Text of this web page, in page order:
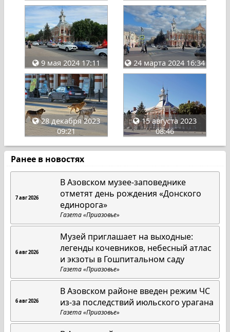
9 мая 2024 17:11 24 марта 2024 16:34
28 декабря 2023
09:21
15 августа 2023
08:46
Ранее в новостях
7 авг 2026
В Азовском музее-заповеднике
отметят день рождения «Донского
единорога»
Газета «Приазовье»
6 авг 2026
Музей приглашает на выходные:
легенды кочевников, небесный атлас
и экзоты в Гошпитальном саду
Газета «Приазовье»
6 авг 2026
В Азовском районе введен режим ЧС
из-за последствий июльского урагана
Газета «Приазовье»